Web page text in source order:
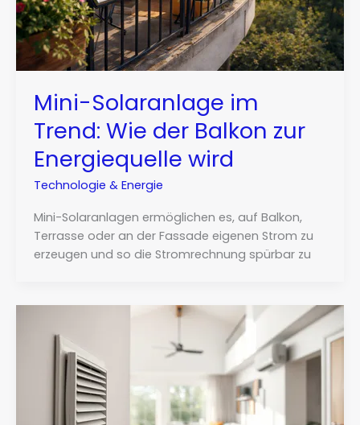
Mini-Solaranlage im
Trend: Wie der Balkon zur
Energiequelle wird
Technologie & Energie
Mini-Solaranlagen ermöglichen es, auf Balkon,
Terrasse oder an der Fassade eigenen Strom zu
erzeugen und so die Stromrechnung spürbar zu